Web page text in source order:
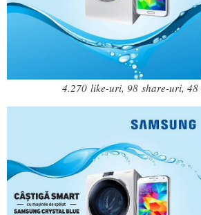
4.270 like-uri, 98 share-uri, 48